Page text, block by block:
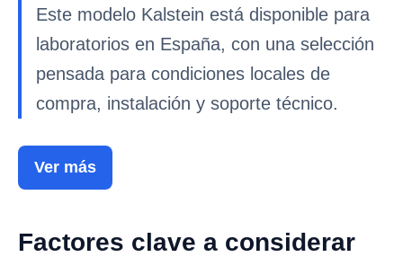
Este modelo Kalstein está disponible para
laboratorios en España, con una selección
pensada para condiciones locales de
compra, instalación y soporte técnico.
Ver más
Factores clave a considerar